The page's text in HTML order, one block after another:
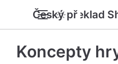
Koncepty